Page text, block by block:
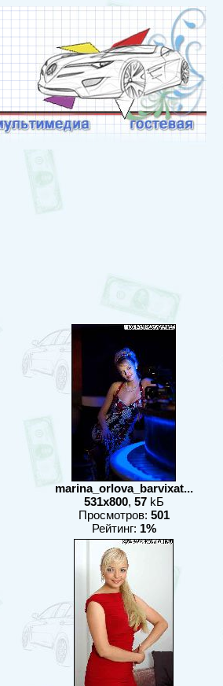
marina_orlova_barvixat...
531x800, 57kБ
Просмотров: 501
Рейтинг: 1%